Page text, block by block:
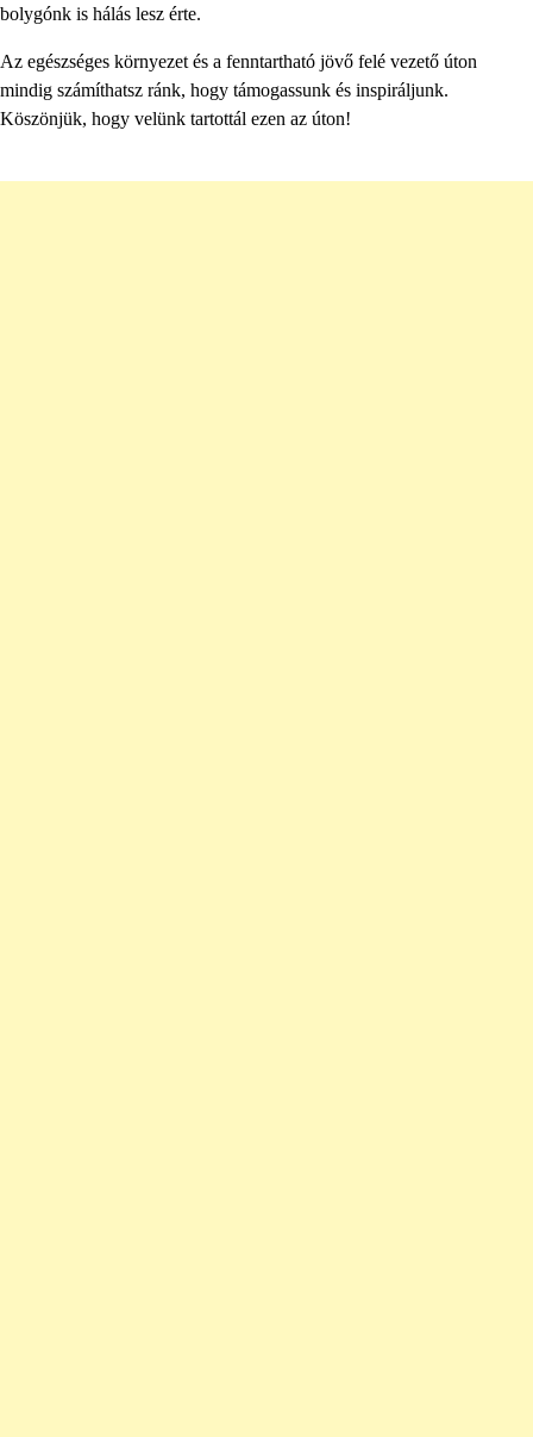
bolygónk is hálás lesz érte.
Az egészséges környezet és a fenntartható jövő felé vezető úton
mindig számíthatsz ránk, hogy támogassunk és inspiráljunk.
Köszönjük, hogy velünk tartottál ezen az úton!